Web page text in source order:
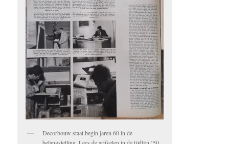
Decorbouw staat begin jaren 60 in de